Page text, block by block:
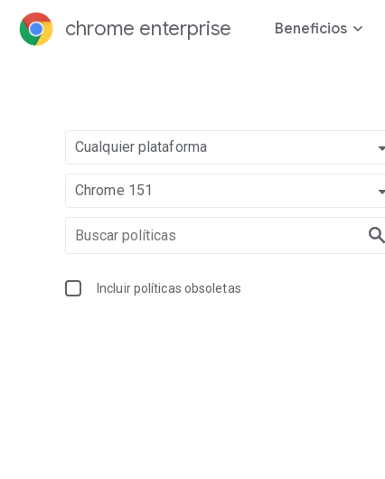
chrome enterprise Beneficios
Cualquier plataforma
Chrome 151
Incluir políticas obsoletas